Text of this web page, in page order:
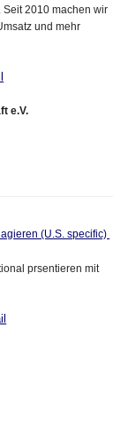
Seit 2010 machen wir
und mehr
e.V.
(U.S. specific)
prsentieren mit